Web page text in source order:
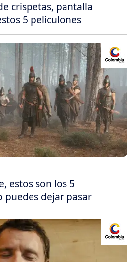
crispetas, pantalla
5 peliculones
estos son los 5
puedes dejar pasar